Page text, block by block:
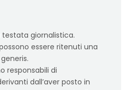
testata giornalistica.
essere ritenuti una
responsabili di
dall’aver posto in